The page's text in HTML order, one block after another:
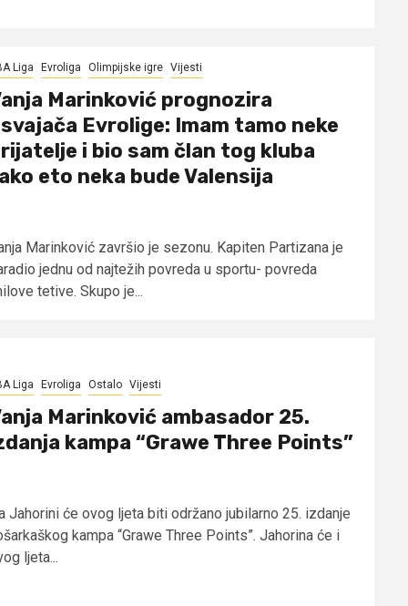
Liga Evroliga Olimpijske igre Vijesti
Marinković prognozira
Evrolige: Imam tamo neke
i bio sam član tog kluba
eto neka bude Valensija
Marinković završio je sezonu. Kapiten Partizana je
jednu od najtežih povreda u sportu- povreda
tetive. Skupo je...
Liga Evroliga Ostalo Vijesti
Marinković ambasador 25.
kampa “Grawe Three Points”
Jahorini će ovog ljeta biti održano jubilarno 25. izdanje
kampa “Grawe Three Points”. Jahorina će i
ljeta...